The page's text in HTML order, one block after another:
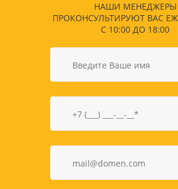
НАШИ МЕНЕДЖЕРЫ
ПРОКОНСУЛЬТИРУЮТ ВАС
С 10:00 ДО 18:00